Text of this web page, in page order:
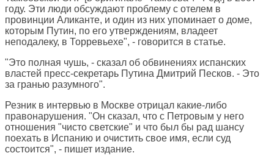
году. Эти люди обсуждают проблему с отелем в
провинции Аликанте, и один из них упоминает о доме,
которым Путин, по его утверждениям, владеет
неподалеку, в Торревьехе", - говорится в статье.
"Это полная чушь, - сказал об обвинениях испанских
властей пресс-секретарь Путина Дмитрий Песков. - Это
за гранью разумного".
Резник в интервью в Москве отрицал какие-либо
правонарушения. "Он сказал, что с Петровым у него
отношения "чисто светские" и что был бы рад шансу
поехать в Испанию и очистить свое имя, если суд
состоится", - пишет издание.